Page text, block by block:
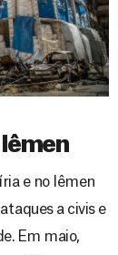
Iêmen
e no Iêmen
a civis e
Em maio,